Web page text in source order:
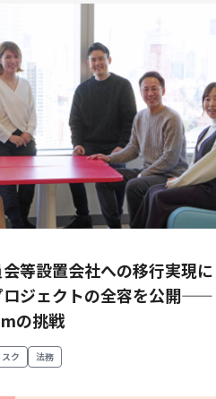
鹿島アントラーズ
Ads
メルカリ
メルペイ
メルコイン
メルカリShops
メルカリR4Dラボ
AI/LLM
等設置会社への移行実現に
ロジェクトの全容を公開——
の挑戦
ク 法務